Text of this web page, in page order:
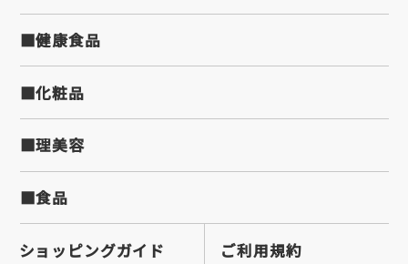
■健康食品
■化粧品
■理美容
■食品
ショッピングガイド ご利用規約